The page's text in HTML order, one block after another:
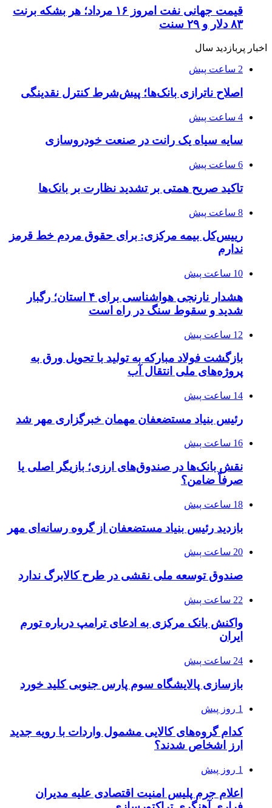
قیمت جهانی نفت امروز ۱۶ مرداد؛ هر بشکه برنت
۸۳ دلار و ۲۹ سنت
اخبار پربازدید سال
2 ساعت پیش
اصلاح ناترازی بانک‌ها؛ پیش‌شرط کنترل نقدینگی
4 ساعت پیش
سایه سیاه یک رانت در صنعت خودروسازی
6 ساعت پیش
تاکید صریح همتی بر تشدید نظارت بر بانک‌ها
8 ساعت پیش
رییس‌کل بیمه مرکزی: برای حقوق مردم خط قرمز
ندارم
10 ساعت پیش
هشدار نارنجی هواشناسی برای ۴ استان؛ رگبار
شدید و سقوط سنگ در راه است
12 ساعت پیش
بازگشت فولاد مبارکه به تولید با تحویل ورق به
پروژه‌های ملی انتقال آب
14 ساعت پیش
رئیس بنیاد مستضعفان مهمان خبرگزاری مهر شد
16 ساعت پیش
نقش بانک‌ها در صندوق‌های ارزی؛ بازیگر اصلی یا
صرفاً ضامن؟
18 ساعت پیش
بازدید رئیس بنیاد مستضعفان از گروه رسانه‌ای مهر
20 ساعت پیش
صندوق توسعه ملی نقشی در طرح کالابرگ ندارد
22 ساعت پیش
واکنش بانک مرکزی به ادعای ترامپ درباره تورم
ایران
24 ساعت پیش
بازسازی پالایشگاه سوم پارس جنوبی کلید خورد
1 روز پیش
کدام گروه‌های کالایی مشمول واردات با رویه جدید
ارز اشخاص شدند؟
1 روز پیش
اعلام جرم پلیس امنیت اقتصادی علیه مدیران